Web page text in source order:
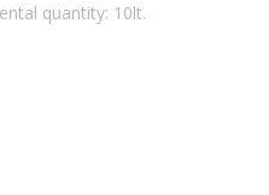
quantity: 10lt.